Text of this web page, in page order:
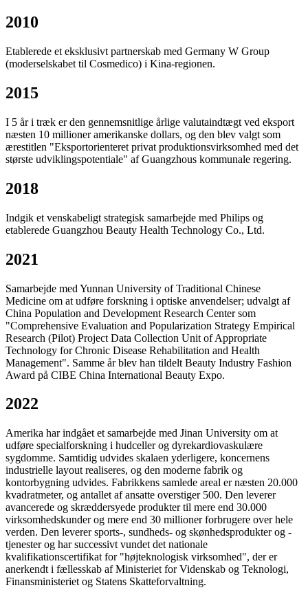
2010
Etablerede et eksklusivt partnerskab med Germany W Group
(moderselskabet til Cosmedico) i Kina-regionen.
2015
I 5 år i træk er den gennemsnitlige årlige valutaindtægt ved eksport
næsten 10 millioner amerikanske dollars, og den blev valgt som
ærestitlen "Eksportorienteret privat produktionsvirksomhed med det
største udviklingspotentiale" af Guangzhous kommunale regering.
2018
Indgik et venskabeligt strategisk samarbejde med Philips og
etablerede Guangzhou Beauty Health Technology Co., Ltd.
2021
Samarbejde med Yunnan University of Traditional Chinese
Medicine om at udføre forskning i optiske anvendelser; udvalgt af
China Population and Development Research Center som
"Comprehensive Evaluation and Popularization Strategy Empirical
Research (Pilot) Project Data Collection Unit of Appropriate
Technology for Chronic Disease Rehabilitation and Health
Management". Samme år blev han tildelt Beauty Industry Fashion
Award på CIBE China International Beauty Expo.
2022
Amerika har indgået et samarbejde med Jinan University om at
udføre specialforskning i hudceller og dyrekardiovaskulære
sygdomme. Samtidig udvides skalaen yderligere, koncernens
industrielle layout realiseres, og den moderne fabrik og
kontorbygning udvides. Fabrikkens samlede areal er næsten 20.000
kvadratmeter, og antallet af ansatte overstiger 500. Den leverer
avancerede og skræddersyede produkter til mere end 30.000
virksomhedskunder og mere end 30 millioner forbrugere over hele
verden. Den leverer sports-, sundheds- og skønhedsprodukter og -
tjenester og har successivt vundet det nationale
kvalifikationscertifikat for "højteknologisk virksomhed", der er
anerkendt i fællesskab af Ministeriet for Videnskab og Teknologi,
Finansministeriet og Statens Skatteforvaltning.